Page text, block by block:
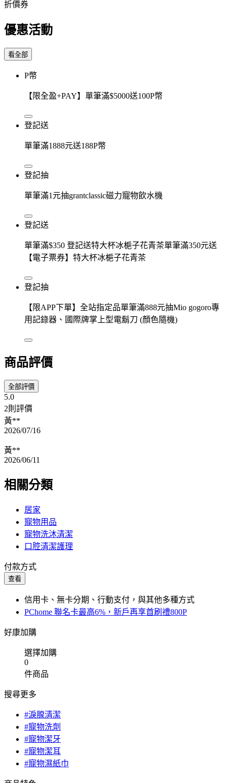
折價券
優惠活動
看全部
P幣
【限全盈+PAY】單筆滿$5000送100P幣
登記送
單筆滿1888元送188P幣
登記抽
單筆滿1元抽grantclassic磁力寵物飲水機
登記送
單筆滿$350 登記送特大杯冰梔子花青茶單筆滿350元送
【電子票券】特大杯冰梔子花青茶
登記抽
【限APP下單】全站指定品單筆滿888元抽Mio gogoro專
用記錄器、國際牌掌上型電鬍刀 (顏色隨機)
商品評價
全部評價
5.0
2則評價
黃**
2026/07/16
黃**
2026/06/11
相關分類
居家
寵物用品
寵物洗沐清潔
口腔清潔護理
付款方式
查看
信用卡、無卡分期、行動支付，與其他多種方式
PChome 聯名卡最高6%，新戶再享首刷禮800P
好康加購
選擇加購
0
件商品
搜尋更多
#淚腺清潔
#寵物洗劑
#寵物潔牙
#寵物潔耳
#寵物濕紙巾